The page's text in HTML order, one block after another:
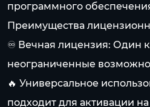
программного
Преимущества
♾️ Вечная лицензия: Один
неограниченные
🔥 Универсальное
подходит для активации